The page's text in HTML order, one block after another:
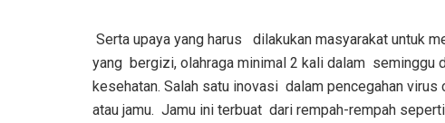
Serta upaya yang harus
dilakukan masyarakat untuk
yang bergizi, olahraga minimal 2 kali dalam seminggu
kesehatan. Salah satu inovasi dalam pencegahan
atau jamu. Jamu ini terbuat dari rempah-rempah